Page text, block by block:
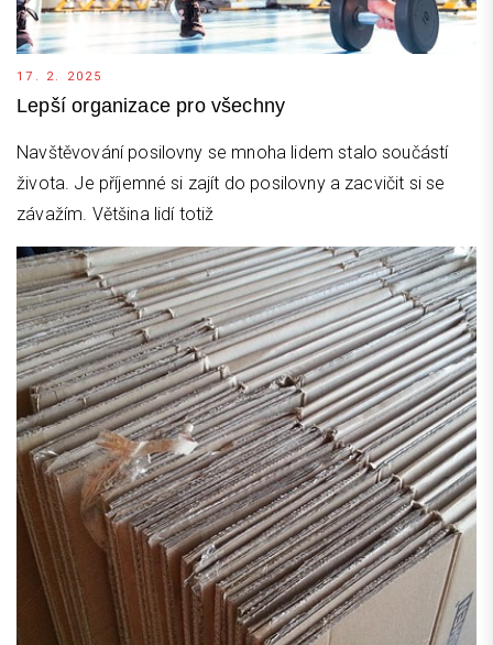
17. 2. 2025
Lepší organizace pro všechny
Navštěvování posilovny se mnoha lidem stalo součástí
života. Je příjemné si zajít do posilovny a zacvičit si se
závažím. Většina lidí totiž